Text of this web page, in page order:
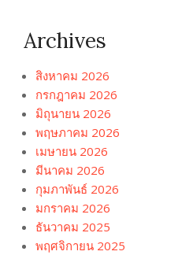
Archives
สิงหาคม 2026
กรกฎาคม 2026
มิถุนายน 2026
พฤษภาคม 2026
เมษายน 2026
มีนาคม 2026
กุมภาพันธ์ 2026
มกราคม 2026
ธันวาคม 2025
พฤศจิกายน 2025